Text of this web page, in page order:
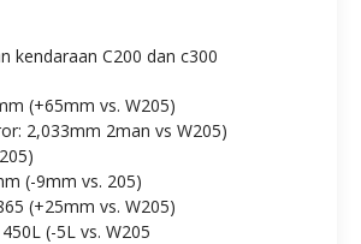
kendaraan C200 dan c300
(+65mm vs. W205)
2,033mm 2man vs W205)
(-9mm vs. 205)
(+25mm vs. W205)
(-5L vs. W205